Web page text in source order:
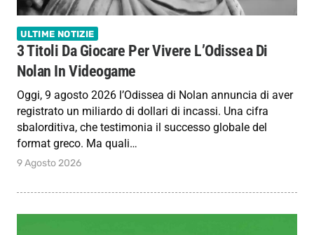
ULTIME NOTIZIE
3 Titoli Da Giocare Per Vivere L’Odissea Di
Nolan In Videogame
Oggi, 9 agosto 2026 l’Odissea di Nolan annuncia di aver
registrato un miliardo di dollari di incassi. Una cifra
sbalorditiva, che testimonia il successo globale del
format greco. Ma quali…
9 Agosto 2026